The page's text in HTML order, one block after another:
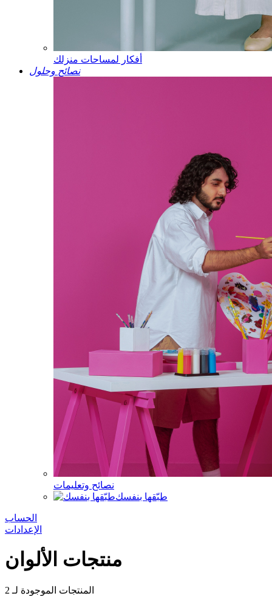
أفكار لمساحات منزلك
نصائح وحلول
نصائح وتعليمات
طبّقها بنفسك
الحساب
الإعدادات
منتجات الألوان
2 المنتجات الموجودة لـ